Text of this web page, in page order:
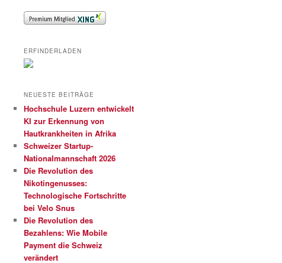
ERFINDERLADEN
NEUESTE BEITRÄGE
Hochschule Luzern entwickelt
KI zur Erkennung von
Hautkrankheiten in Afrika
Schweizer Startup-
Nationalmannschaft 2026
Die Revolution des
Nikotingenusses:
Technologische Fortschritte
bei Velo Snus
Die Revolution des
Bezahlens: Wie Mobile
Payment die Schweiz
verändert